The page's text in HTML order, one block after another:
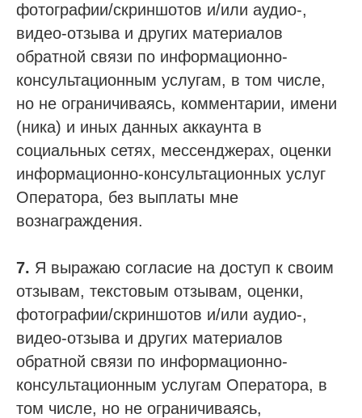
фотографии/скриншотов и/или аудио-,
видео-отзыва и других материалов
обратной связи по информационно-
консультационным услугам, в том числе,
но не ограничиваясь, комментарии, имени
(ника) и иных данных аккаунта в
социальных сетях, мессенджерах, оценки
информационно-консультационных услуг
Оператора, без выплаты мне
вознаграждения.
7. Я выражаю согласие на доступ к своим
отзывам, текстовым отзывам, оценки,
фотографии/скриншотов и/или аудио-,
видео-отзыва и других материалов
обратной связи по информационно-
консультационным услугам Оператора, в
том числе, но не ограничиваясь,